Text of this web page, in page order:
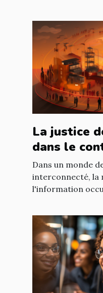
La justice
dans le
défis
Dans un monde
interconnecté, la
l'information